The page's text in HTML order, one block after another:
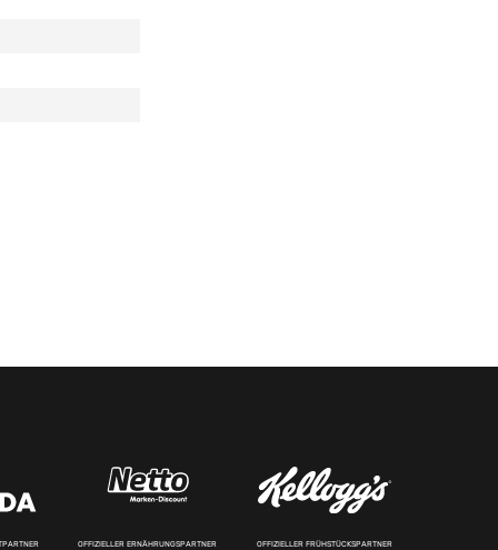
OFFIZIELLER ERNÄHRUNGSPARTNER OFFIZIELLER FRÜHSTÜCKSPARTNER